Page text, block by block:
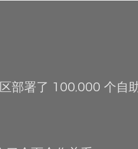
部署了 100,000 个自